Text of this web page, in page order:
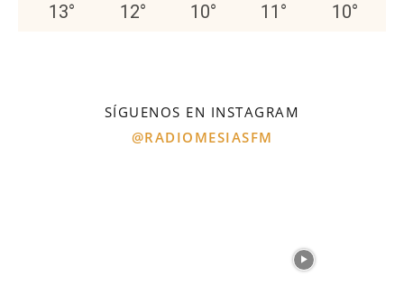
13° 12° 10° 11 ° 10°
SÍGUENOS EN INSTAGRAM
@RADIOMESIASFM